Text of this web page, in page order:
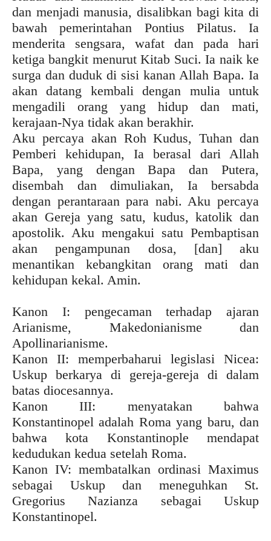
dan menjadi manusia, disalibkan bagi kita di
bawah pemerintahan Pontius Pilatus. Ia
menderita sengsara, wafat dan pada hari
ketiga bangkit menurut Kitab Suci. Ia naik ke
surga dan duduk di sisi kanan Allah Bapa. Ia
akan datang kembali dengan mulia untuk
mengadili orang yang hidup dan mati,
kerajaan-Nya tidak akan berakhir.
Aku percaya akan Roh Kudus, Tuhan dan
Pemberi kehidupan, Ia berasal dari Allah
Bapa, yang dengan Bapa dan Putera,
disembah dan dimuliakan, Ia bersabda
dengan perantaraan para nabi. Aku percaya
akan Gereja yang satu, kudus, katolik dan
apostolik. Aku mengakui satu Pembaptisan
akan pengampunan dosa, [dan] aku
menantikan kebangkitan orang mati dan
kehidupan kekal. Amin.
Kanon I: pengecaman terhadap ajaran
Arianisme, Makedonianisme dan
Apollinarianisme.
Kanon II: memperbaharui legislasi Nicea:
Uskup berkarya di gereja-gereja di dalam
batas diocesannya.
Kanon III: menyatakan bahwa
Konstantinopel adalah Roma yang baru, dan
bahwa kota Konstantinople mendapat
kedudukan kedua setelah Roma.
Kanon IV: membatalkan ordinasi Maximus
sebagai Uskup dan meneguhkan St.
Gregorius Nazianza sebagai Uskup
Konstantinopel.